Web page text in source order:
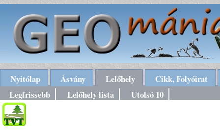
Nyitólap Ásvány Lelőhely
Cikk, Folyóirat
Legfrissebb
Lelőhely lista Utolsó 10